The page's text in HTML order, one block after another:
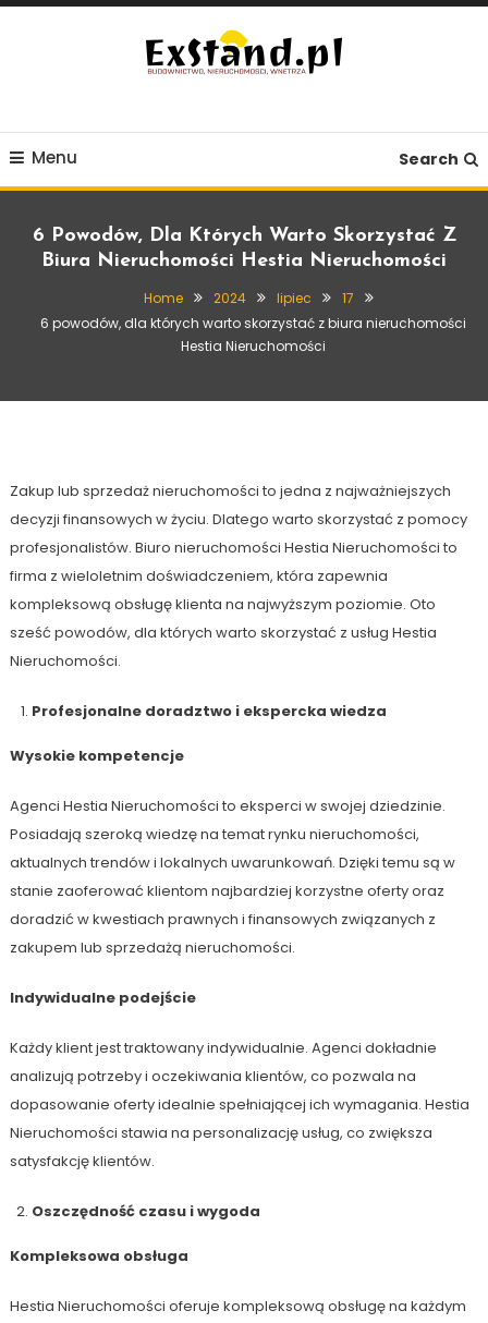
Skip
Menu Search
6 Powodów, Dla Których Warto Skorzystać Z
Biura Nieruchomości Hestia Nieruchomości
Home 2024 lipiec
17
6 powodów, dla których warto skorzystać z biura nieruchomości
Hestia Nieruchomości
Nieruchomości
17 lipca, 2024
Exstand
Zakup lub sprzedaż nieruchomości to jedna z najważniejszych
decyzji finansowych w życiu. Dlatego warto skorzystać z pomocy
profesjonalistów. Biuro nieruchomości Hestia Nieruchomości to
firma z wieloletnim doświadczeniem, która zapewnia
kompleksową obsługę klienta na najwyższym poziomie. Oto
sześć powodów, dla których warto skorzystać z usług Hestia
Nieruchomości.
Profesjonalne doradztwo i ekspercka wiedza
Wysokie kompetencje
Agenci Hestia Nieruchomości to eksperci w swojej dziedzinie.
Posiadają szeroką wiedzę na temat rynku nieruchomości,
aktualnych trendów i lokalnych uwarunkowań. Dzięki temu są w
stanie zaoferować klientom najbardziej korzystne oferty oraz
doradzić w kwestiach prawnych i finansowych związanych z
zakupem lub sprzedażą nieruchomości.
Indywidualne podejście
Każdy klient jest traktowany indywidualnie. Agenci dokładnie
analizują potrzeby i oczekiwania klientów, co pozwala na
dopasowanie oferty idealnie spełniającej ich wymagania. Hestia
Nieruchomości stawia na personalizację usług, co zwiększa
satysfakcję klientów.
Oszczędność czasu i wygoda
Kompleksowa obsługa
Hestia Nieruchomości oferuje kompleksową obsługę na każdym